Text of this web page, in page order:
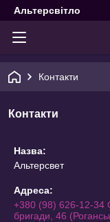
Альтерсвітло
Контакти
Контакти
Назва:
Альтерсвет
Адреса:
+380 (98) 626-12-34
бригади, 46